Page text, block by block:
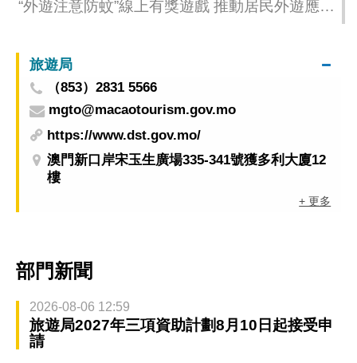
“外遊注意防蚊”線上有獎遊戲 推動居民外遊應做
旅遊局
（853）2831 5566
mgto@macaotourism.gov.mo
https://www.dst.gov.mo/
澳門新口岸宋玉生廣場335-341號獲多利大廈12
樓
+ 更多
部門新聞
2026-08-06 12:59
旅遊局2027年三項資助計劃8月10日起接受申
請